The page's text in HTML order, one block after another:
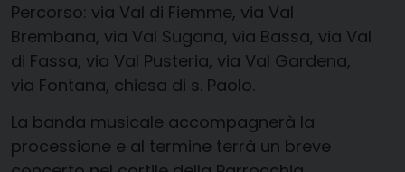
Percorso: via Val di Fiemme, via Val
Brembana, via Val Sugana, via Bassa, via Val
di Fassa, via Val Pusteria, via Val Gardena,
via Fontana, chiesa di s. Paolo.
La banda musicale accompagnerà la
processione e al termine terrà un breve